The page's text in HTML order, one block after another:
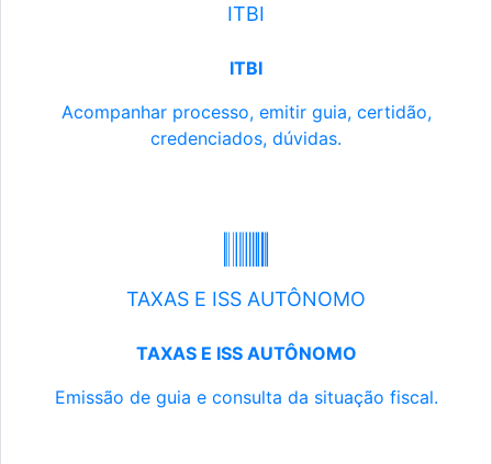
ITBI
ITBI
Acompanhar processo, emitir guia, certidão,
credenciados, dúvidas.
TAXAS E ISS AUTÔNOMO
TAXAS E ISS AUTÔNOMO
Emissão de guia e consulta da situação fiscal.